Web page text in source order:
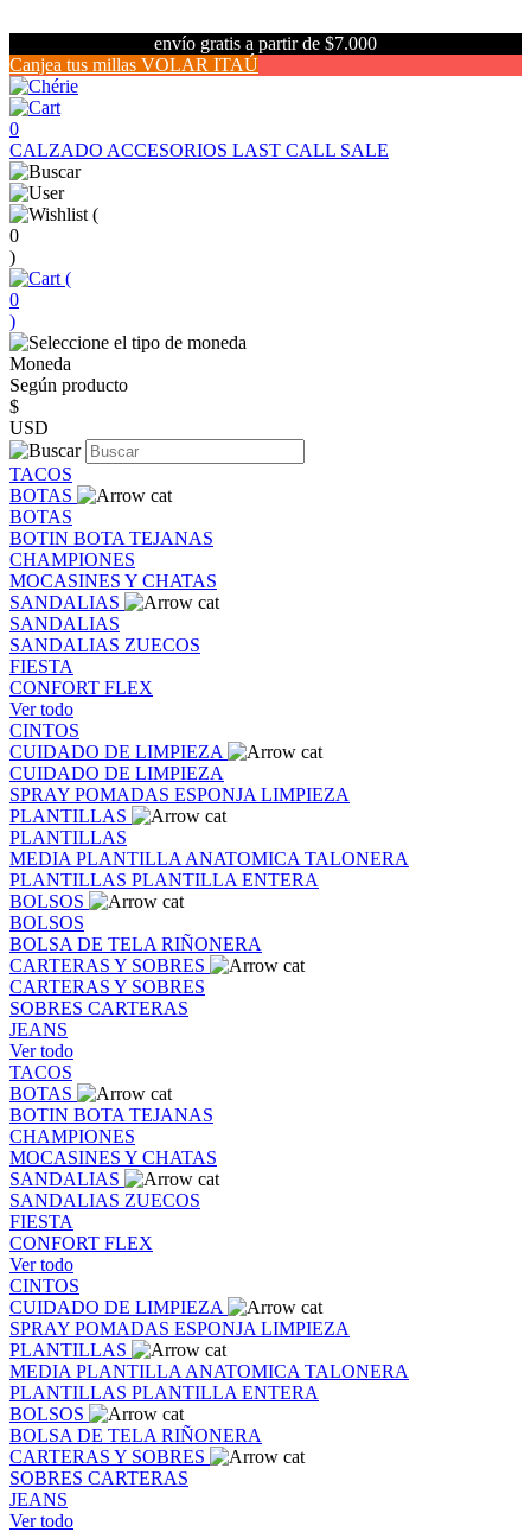
envío gratis a partir de $7.000
Canjea tus millas VOLAR ITAÚ
0
CALZADO ACCESORIOS LAST CALL SALE
(
0
)
(
0
)
Moneda
Según producto
$
USD
TACOS
BOTAS
BOTAS
BOTIN BOTA TEJANAS
CHAMPIONES
MOCASINES Y CHATAS
SANDALIAS
SANDALIAS
SANDALIAS ZUECOS
FIESTA
CONFORT FLEX
Ver todo
CINTOS
CUIDADO DE LIMPIEZA
CUIDADO DE LIMPIEZA
SPRAY POMADAS ESPONJA LIMPIEZA
PLANTILLAS
PLANTILLAS
MEDIA PLANTILLA ANATOMICA TALONERA
PLANTILLAS PLANTILLA ENTERA
BOLSOS
BOLSOS
BOLSA DE TELA RIÑONERA
CARTERAS Y SOBRES
CARTERAS Y SOBRES
SOBRES CARTERAS
JEANS
Ver todo
TACOS
BOTAS
BOTIN BOTA TEJANAS
CHAMPIONES
MOCASINES Y CHATAS
SANDALIAS
SANDALIAS ZUECOS
FIESTA
CONFORT FLEX
Ver todo
CINTOS
CUIDADO DE LIMPIEZA
SPRAY POMADAS ESPONJA LIMPIEZA
PLANTILLAS
MEDIA PLANTILLA ANATOMICA TALONERA
PLANTILLAS PLANTILLA ENTERA
BOLSOS
BOLSA DE TELA RIÑONERA
CARTERAS Y SOBRES
SOBRES CARTERAS
JEANS
Ver todo